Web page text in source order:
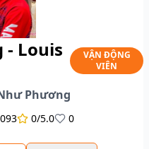
- Louis
VẬN ĐỘNG
VIÊN
Phương
0/5.0 0